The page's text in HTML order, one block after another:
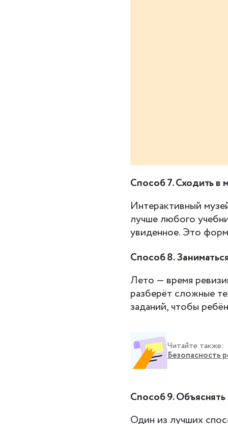
Способ 7. Сходить в
Интерактивный
лучше любого
увиденное. Это
Способ 8.
Лето — время
разберёт сложные
заданий, чтобы
Читайте также:
Безопасность
Способ 9.
Один из лучших